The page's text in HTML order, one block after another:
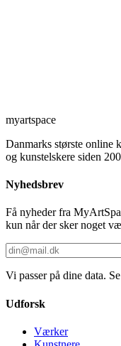
myartspace
Danmarks største online
og kunstelskere siden
Nyhedsbrev
Få nyheder fra
kun når der sker noget
Vi passer på dine data. Se
Udforsk
Værker